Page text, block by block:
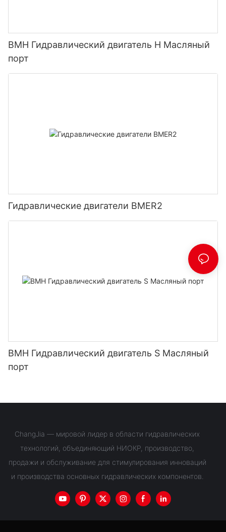
BMH Гидравлический двигатель H Масляный
порт
Гидравлические двигатели BMER2
BMH Гидравлический двигатель S Масляный
порт
ChangJia — мировой лидер в области гидравлических
технологий, объединяющий НИОКР, производство,
продажи и обслуживание для стимулирования инноваций
и производства основных гидравлических компонентов.